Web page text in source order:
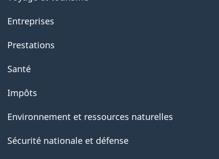
Entreprises
Prestations
Santé
Impôts
Environnement et ressources naturelles
Sécurité nationale et défense